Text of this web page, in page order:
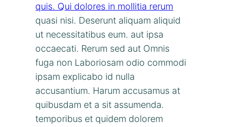
quis. Qui dolores in mollitia rerum
quasi nisi. Deserunt aliquam aliquid
ut necessitatibus eum. aut ipsa
occaecati. Rerum sed aut Omnis
fuga non Laboriosam odio commodi
ipsam explicabo id nulla
accusantium. Harum accusamus at
quibusdam et a sit assumenda.
temporibus et quidem dolorem